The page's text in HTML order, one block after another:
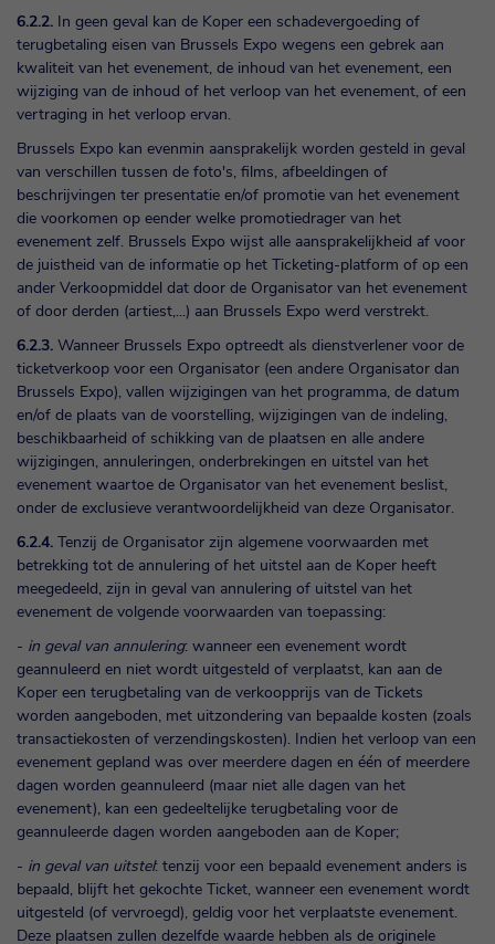
6.2.2. In geen geval kan de Koper een schadevergoeding of
terugbetaling eisen van Brussels Expo wegens een gebrek aan
kwaliteit van het evenement, de inhoud van het evenement, een
wijziging van de inhoud of het verloop van het evenement, of een
vertraging in het verloop ervan.
Brussels Expo kan evenmin aansprakelijk worden gesteld in geval
van verschillen tussen de foto's, films, afbeeldingen of
beschrijvingen ter presentatie en/of promotie van het evenement
die voorkomen op eender welke promotiedrager van het
evenement zelf. Brussels Expo wijst alle aansprakelijkheid af voor
de juistheid van de informatie op het Ticketing-platform of op een
ander Verkoopmiddel dat door de Organisator van het evenement
of door derden (artiest,...) aan Brussels Expo werd verstrekt.
6.2.3. Wanneer Brussels Expo optreedt als dienstverlener voor de
ticketverkoop voor een Organisator (een andere Organisator dan
Brussels Expo), vallen wijzigingen van het programma, de datum
en/of de plaats van de voorstelling, wijzigingen van de indeling,
beschikbaarheid of schikking van de plaatsen en alle andere
wijzigingen, annuleringen, onderbrekingen en uitstel van het
evenement waartoe de Organisator van het evenement beslist,
onder de exclusieve verantwoordelijkheid van deze Organisator.
6.2.4. Tenzij de Organisator zijn algemene voorwaarden met
betrekking tot de annulering of het uitstel aan de Koper heeft
meegedeeld, zijn in geval van annulering of uitstel van het
evenement de volgende voorwaarden van toepassing:
- in geval van annulering: wanneer een evenement wordt
geannuleerd en niet wordt uitgesteld of verplaatst, kan aan de
Koper een terugbetaling van de verkoopprijs van de Tickets
worden aangeboden, met uitzondering van bepaalde kosten (zoals
transactiekosten of verzendingskosten). Indien het verloop van een
evenement gepland was over meerdere dagen en één of meerdere
dagen worden geannuleerd (maar niet alle dagen van het
evenement), kan een gedeeltelijke terugbetaling voor de
geannuleerde dagen worden aangeboden aan de Koper;
- in geval van uitstel: tenzij voor een bepaald evenement anders is
bepaald, blijft het gekochte Ticket, wanneer een evenement wordt
uitgesteld (of vervroegd), geldig voor het verplaatste evenement.
Deze plaatsen zullen dezelfde waarde hebben als de originele